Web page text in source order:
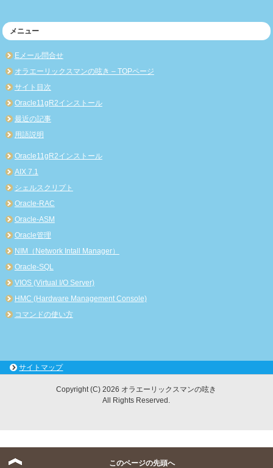
メニュー
Eメール問合せ
オラエーリックスマンの呟き – TOPページ
サイト目次
Oracle11gR2インストール
最近の記事
用語説明
Oracle11gR2インストール
AIX 7.1
シェルスクリプト
Oracle-RAC
Oracle-ASM
Oracle管理
NIM（Network Intall Manager）
Oracle-SQL
VIOS (Virtual I/O Server)
HMC (Hardware Management Console)
コマンドの使い方
サイトマップ
Copyright (C) 2026 オラエーリックスマンの呟き
All Rights Reserved.
このページの先頭へ
version of PHP) in
/home/luck777er/it-memo.info/public_html/wp-content/plugins/wp-